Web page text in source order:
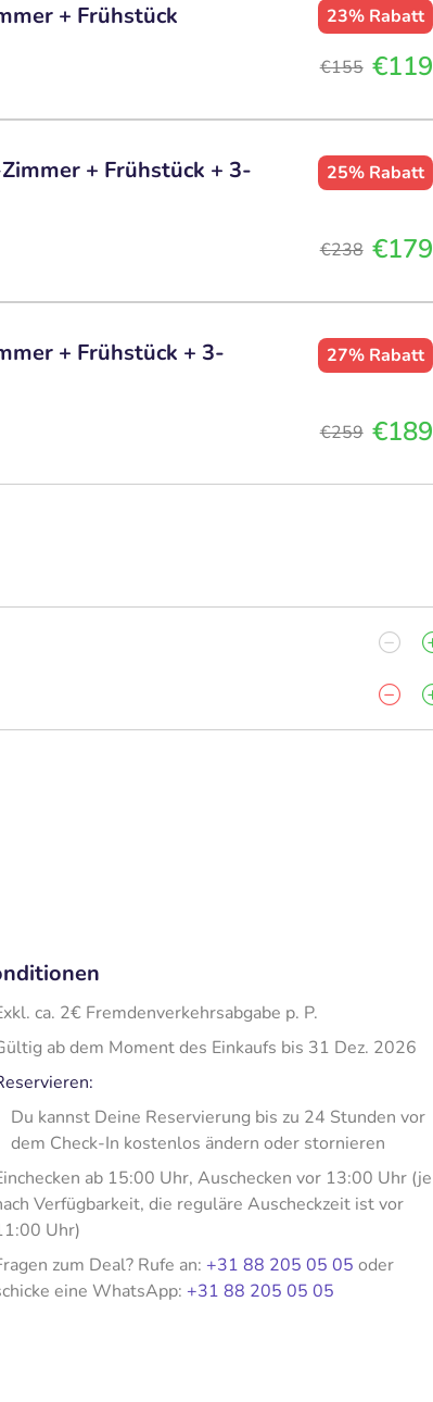
+ Frühstück 23% Rabatt
€155 €119
+ Frühstück + 3-
25% Rabatt
€238 €179
+ Frühstück + 3-
27% Rabatt
€259 €189
ca. 2€ Fremdenverkehrsabgabe p. P.
ab dem Moment des Einkaufs bis 31 Dez. 2026
Du kannst Deine Reservierung bis zu 24 Stunden vor
dem Check-In kostenlos ändern oder stornieren
ab 15:00 Uhr, Auschecken vor 13:00 Uhr (je
Verfügbarkeit, die reguläre Auscheckzeit ist vor
Uhr)
zum Deal? Rufe an: +31 88 205 05 05 oder
eine WhatsApp: +31 88 205 05 05